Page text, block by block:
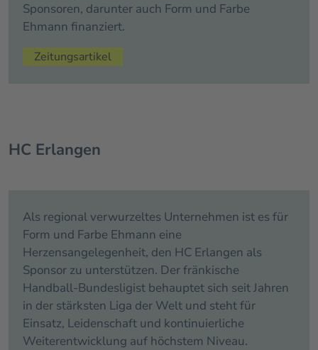
Sponsoren, darunter auch Form und Farbe
Ehmann finanziert.
Zeitungsartikel
HC Erlangen
Als regional verwurzeltes Unternehmen ist es für
Form und Farbe Ehmann eine
Herzensangelegenheit, den HC Erlangen als
Sponsor zu unterstützen. Der fränkische
Handball-Bundesligist behauptet sich seit Jahren
in der stärksten Liga der Welt und steht für
Einsatz, Leidenschaft und kontinuierliche
Weiterentwicklung auf höchstem Niveau.